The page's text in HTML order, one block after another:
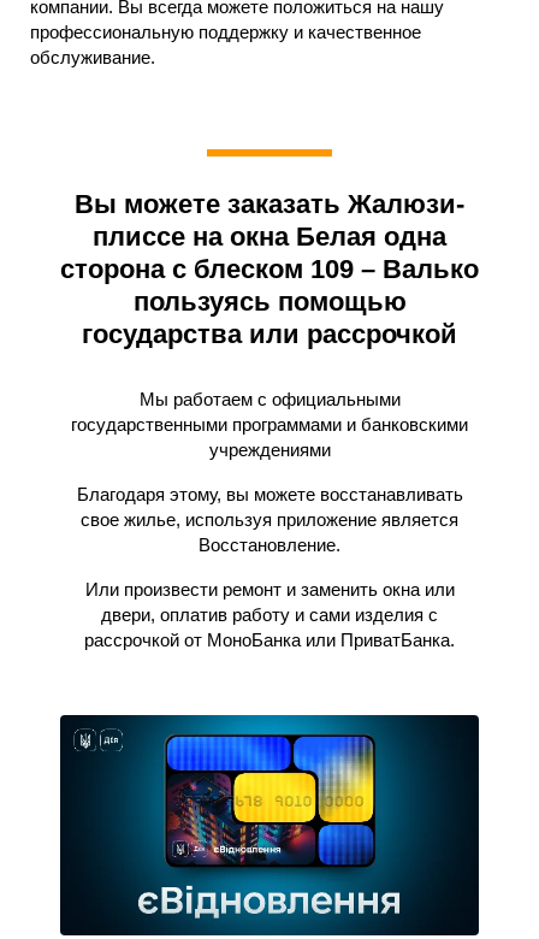
компании. Вы всегда можете положиться на нашу
профессиональную поддержку и качественное
обслуживание.
Вы можете заказать Жалюзи-
плиссе на окна Белая одна
сторона с блеском 109 – Валько
пользуясь помощью
государства или рассрочкой
Мы работаем с официальными
государственными программами и банковскими
учреждениями
Благодаря этому, вы можете восстанавливать
свое жилье, используя приложение является
Восстановление.
Или произвести ремонт и заменить окна или
двери, оплатив работу и сами изделия с
рассрочкой от МоноБанка или ПриватБанка.